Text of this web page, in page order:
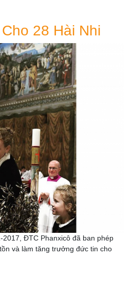
28 Hài Nhi
2017, ĐTC Phanxicô đã ban phép
và làm tăng trưởng đức tin cho